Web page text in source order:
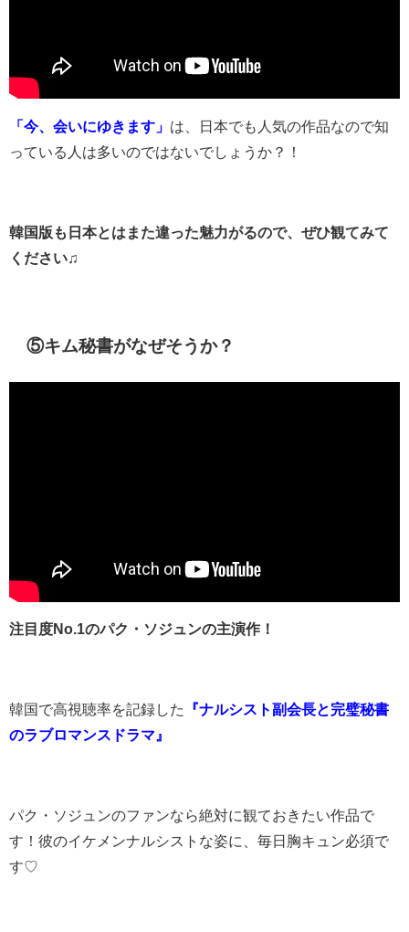
「今、会いにゆきます」 は、日本でも人気の作品なので知
っている人は多いのではないでしょうか？！
韓国版も日本とはまた違った魅力がるので、ぜひ観てみて
ください♫
⑤キム秘書がなぜそうか？
注目度No.1のパク・ソジュンの主演作！
韓国で高視聴率を記録した
『ナルシスト副会長と完璧秘書
のラブロマンスドラマ』
パク・ソジュンのファンなら絶対に観ておきたい作品で
す！彼のイケメンナルシストな姿に、毎日胸キュン必須で
す♡